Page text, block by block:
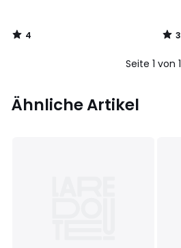
4
/
3
/
Seite 1 von 1
Ähnliche Artikel